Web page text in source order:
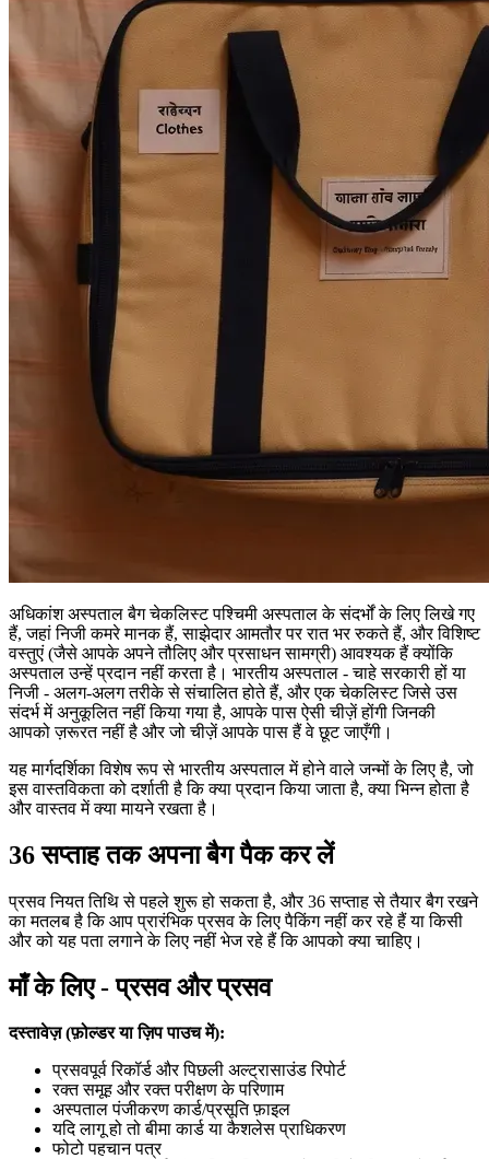
अधिकांश अस्पताल बैग चेकलिस्ट पश्चिमी अस्पताल के संदर्भों के लिए लिखे गए
हैं, जहां निजी कमरे मानक हैं, साझेदार आमतौर पर रात भर रुकते हैं, और विशिष्ट
वस्तुएं (जैसे आपके अपने तौलिए और प्रसाधन सामग्री) आवश्यक हैं क्योंकि
अस्पताल उन्हें प्रदान नहीं करता है। भारतीय अस्पताल - चाहे सरकारी हों या
निजी - अलग-अलग तरीके से संचालित होते हैं, और एक चेकलिस्ट जिसे उस
संदर्भ में अनुकूलित नहीं किया गया है, आपके पास ऐसी चीज़ें होंगी जिनकी
आपको ज़रूरत नहीं है और जो चीज़ें आपके पास हैं वे छूट जाएँगी।
यह मार्गदर्शिका विशेष रूप से भारतीय अस्पताल में होने वाले जन्मों के लिए है, जो
इस वास्तविकता को दर्शाती है कि क्या प्रदान किया जाता है, क्या भिन्न होता है
और वास्तव में क्या मायने रखता है।
36 सप्ताह तक अपना बैग पैक कर लें
प्रसव नियत तिथि से पहले शुरू हो सकता है, और 36 सप्ताह से तैयार बैग रखने
का मतलब है कि आप प्रारंभिक प्रसव के लिए पैकिंग नहीं कर रहे हैं या किसी
और को यह पता लगाने के लिए नहीं भेज रहे हैं कि आपको क्या चाहिए।
माँ के लिए - प्रसव और प्रसव
दस्तावेज़ (फ़ोल्डर या ज़िप पाउच में):
प्रसवपूर्व रिकॉर्ड और पिछली अल्ट्रासाउंड रिपोर्ट
रक्त समूह और रक्त परीक्षण के परिणाम
अस्पताल पंजीकरण कार्ड/प्रसूति फ़ाइल
यदि लागू हो तो बीमा कार्ड या कैशलेस प्राधिकरण
फोटो पहचान पत्र